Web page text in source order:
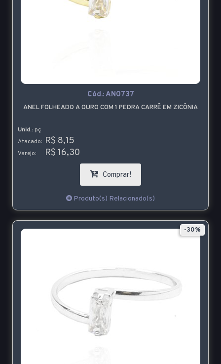
Cód.:AN0737
ANEL FOLHEADO A OURO COM 1 PEDRA CARRÊ EM ZICÔNIA
Unid.: pç
Atacado: R$ 8,15
Varejo: R$ 16,30
Comprar!
Produto(s) Relacionado(s)
-30%